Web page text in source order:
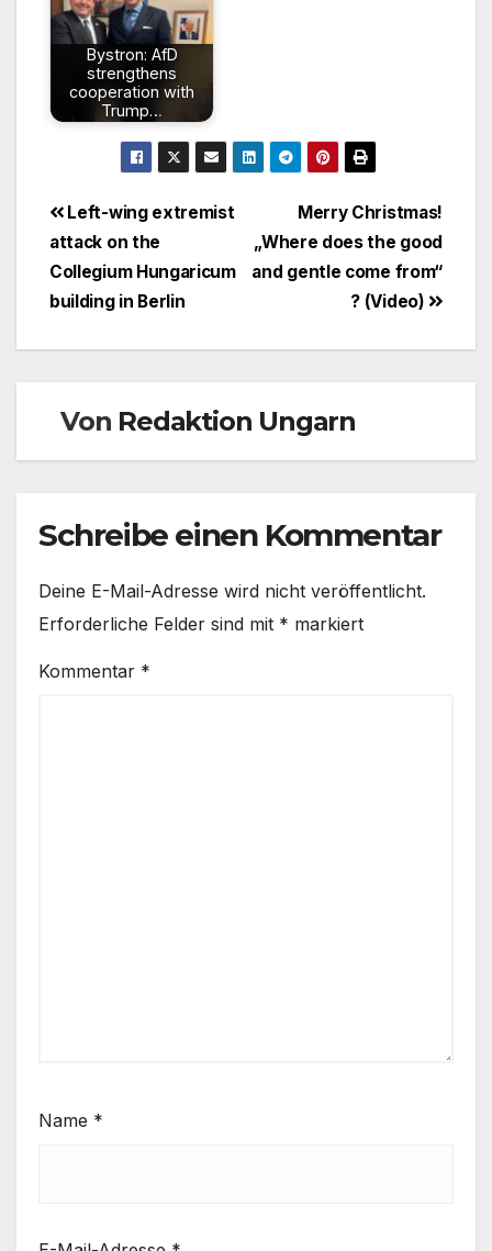
Bystron: AfD
strengthens
cooperation with
Trump…
BeitragsnavigationMerry Christmas!
„Where does the good
and gentle come from“
? (Video)
Left-wing extremist
attack on the
Collegium Hungaricum
building in Berlin
Von Redaktion Ungarn
Schreibe einen Kommentar
Deine E-Mail-Adresse wird nicht veröffentlicht.
Erforderliche Felder sind mit * markiert
Kommentar *
Name *